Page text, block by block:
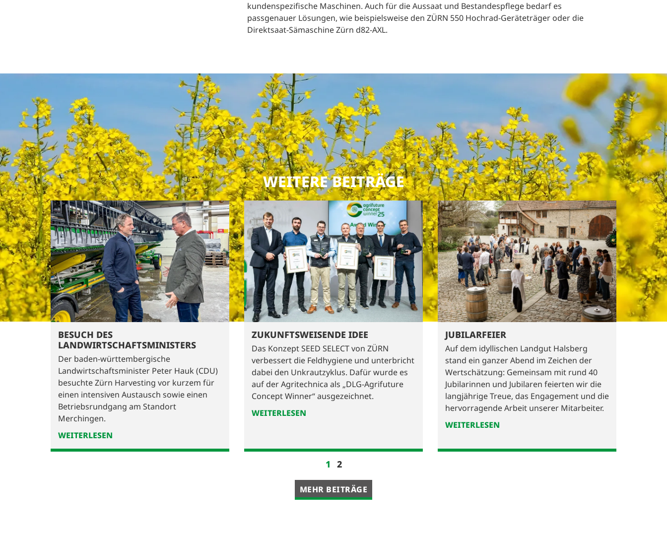
kundenspezifische Maschinen. Auch für die Aussaat und Bestandespflege bedarf es
passgenauer Lösungen, wie beispielsweise den ZÜRN 550 Hochrad-Geräteträger oder die
Direktsaat-Sämaschine Zürn d82-AXL.
WEITERE BEITRÄGE
BESUCH DES
LANDWIRTSCHAFTSMINISTERS
Der baden-württembergische
Landwirtschaftsminister Peter Hauk (CDU)
besuchte Zürn Harvesting vor kurzem für
einen intensiven Austausch sowie einen
Betriebsrundgang am Standort
Merchingen.
WEITERLESEN
ZUKUNFTSWEISENDE IDEE
Das Konzept SEED SELECT von ZÜRN
verbessert die Feldhygiene und unterbricht
dabei den Unkrautzyklus. Dafür wurde es
auf der Agritechnica als „DLG-Agrifuture
Concept Winner“ ausgezeichnet.
WEITERLESEN
JUBILARFEIER
Auf dem idyllischen Landgut Halsberg
stand ein ganzer Abend im Zeichen der
Wertschätzung: Gemeinsam mit rund 40
Jubilarinnen und Jubilaren feierten wir die
langjährige Treue, das Engagement und die
hervorragende Arbeit unserer Mitarbeiter.
WEITERLESEN
1 2
MEHR BEITRÄGE